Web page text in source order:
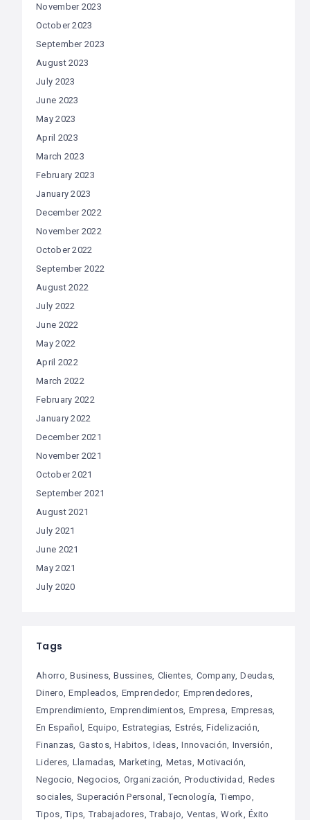
November 2023
October 2023
September 2023
August 2023
July 2023
June 2023
May 2023
April 2023
March 2023
February 2023
January 2023
December 2022
November 2022
October 2022
September 2022
August 2022
July 2022
June 2022
May 2022
April 2022
March 2022
February 2022
January 2022
December 2021
November 2021
October 2021
September 2021
August 2021
July 2021
June 2021
May 2021
July 2020
Tags
Ahorro Business Bussines Clientes Company Deudas
Dinero Empleados Emprendedor Emprendedores
Emprendimiento Emprendimientos Empresa Empresas
En Español Equipo Estrategias Estrés Fidelización
Finanzas Gastos Habitos Ideas Innovación Inversión
Lideres Llamadas Marketing Metas Motivación
Negocio Negocios Organización Productividad Redes
sociales Superación Personal Tecnología Tiempo
Tipos Tips Trabajadores Trabajo Ventas Work Éxito